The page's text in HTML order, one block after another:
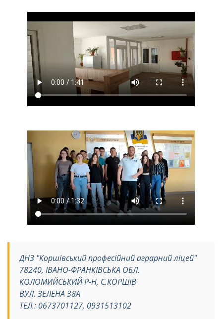
ДНЗ "Коршівський професійний аграрний ліцей"
78240, ІВАНО-ФРАНКІВСЬКА ОБЛ.
КОЛОМИЙСЬКИЙ Р-Н, С.КОРШІВ
ВУЛ. ЗЕЛЕНА 38А
ТЕЛ.: 0673701127, 0931513102